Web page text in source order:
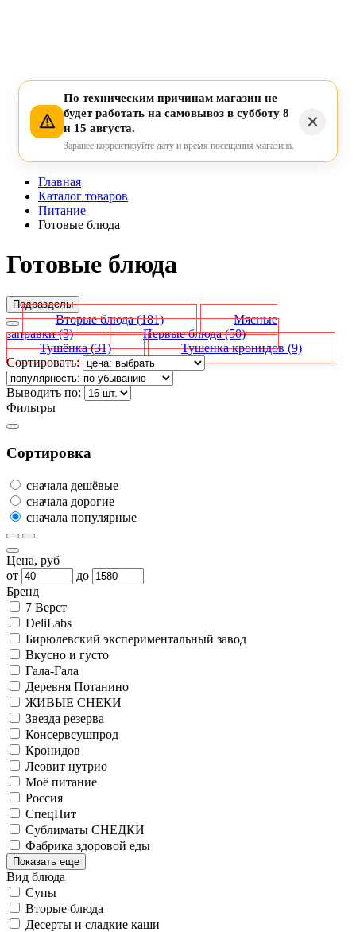
По техническим причинам магазин не
будет работать на самовывоз в субботу 8
и 15 августа.
Заранее корректируйте дату и время посещения магазина.
Главная
Каталог товаров
Питание
Готовые блюда
Готовые блюда
Подразделы
Вторые блюда(181)
Мясные
заправки(3) Первые блюда(50)
Тушёнка(31) Тушенка кронидов (9)
Сортировать:
Выводить по:
Фильтры
Сортировка
сначала дешёвые
сначала дорогие
сначала популярные
Цена, руб
от
до
Бренд
7 Верст
DeliLabs
Бирюлевский экспериментальный завод
Вкусно и густо
Гала-Гала
Деревня Потанино
ЖИВЫЕ СНЕКИ
Звезда резерва
Консервсушпрод
Кронидов
Леовит нутрио
Моё питание
Россия
СпецПит
Сублиматы СНЕДКИ
Фабрика здоровой еды
Показать еще
Вид блюда
Супы
Вторые блюда
Десерты и сладкие каши